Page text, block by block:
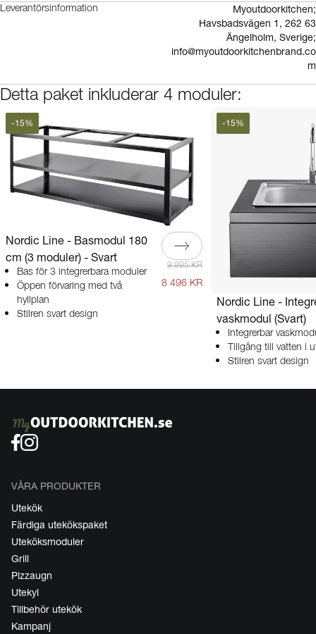
Leverantörsinformation
Myoutdoorkitchen;
Havsbadsvägen 1, 262 63
Ängelholm, Sverige;
info@myoutdoorkitchenbrand.co
m
Detta paket inkluderar 4 moduler:
-15%
Nordic Line - Basmodul 180
cm (3 moduler) - Svart
Bas för 3 integrerbara moduler
Öppen förvaring med två
hyllplan
Stilren svart design
9 995 KR
8 496 KR
-15%
Nordic Line -
vaskmodul (Svart)
Integrerbar
Tillgång till vatten i
Stilren svart design
VÅRA PRODUKTER
Utekök
Färdiga utekökspaket
Uteköksmoduler
Grill
Pizzaugn
Utekyl
Tillbehör utekök
Kampanj